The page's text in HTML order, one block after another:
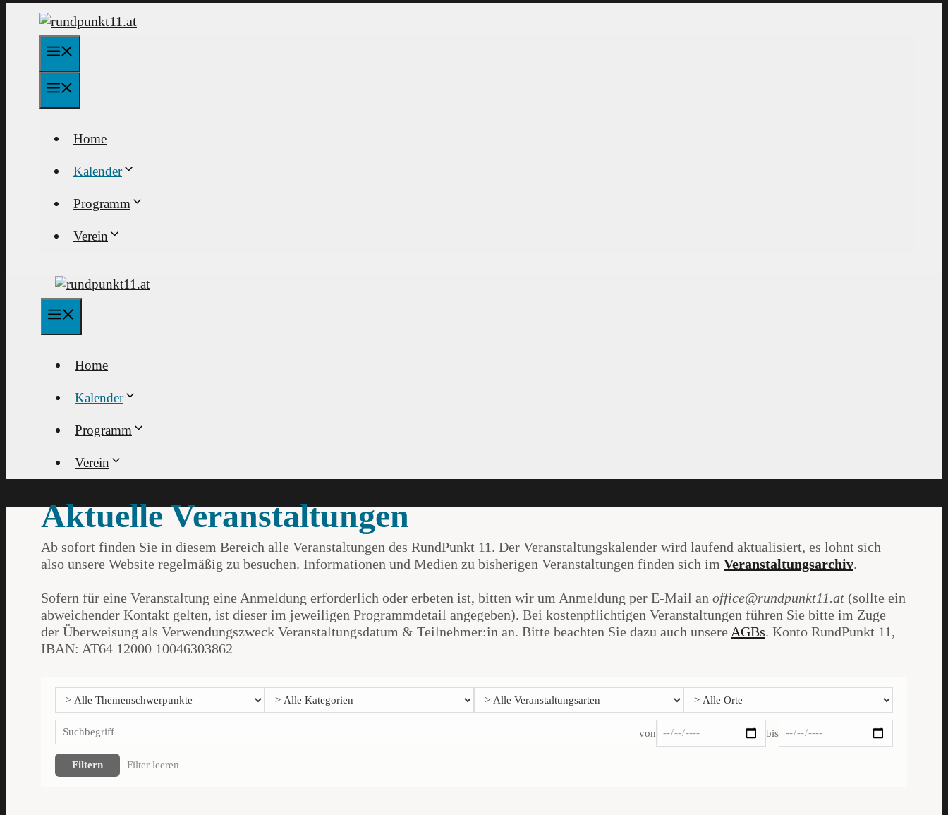
springen
Home
Kalender
Programm
Verein
Home
Kalender
Programm
Verein
Aktuelle Veranstaltungen
Ab sofort finden Sie in diesem Bereich alle Veranstaltungen des RundPunkt 11. Der Veranstaltungskalender wird laufend aktualisiert, es lohnt sich
also unsere Website regelmäßig zu besuchen. Informationen und Medien zu bisherigen Veranstaltungen finden sich im Veranstaltungsarchiv.
Sofern für eine Veranstaltung eine Anmeldung erforderlich oder erbeten ist, bitten wir um Anmeldung per E-Mail an office@rundpunkt11.at (sollte ein
abweichender Kontakt gelten, ist dieser im jeweiligen Programmdetail angegeben). Bei kostenpflichtigen Veranstaltungen führen Sie bitte im Zuge
der Überweisung als Verwendungszweck Veranstaltungsdatum & Teilnehmer:in an. Bitte beachten Sie dazu auch unsere AGBs. Konto RundPunkt 11,
IBAN: AT64 12000 10046303862
von bis
Filtern Filter leeren